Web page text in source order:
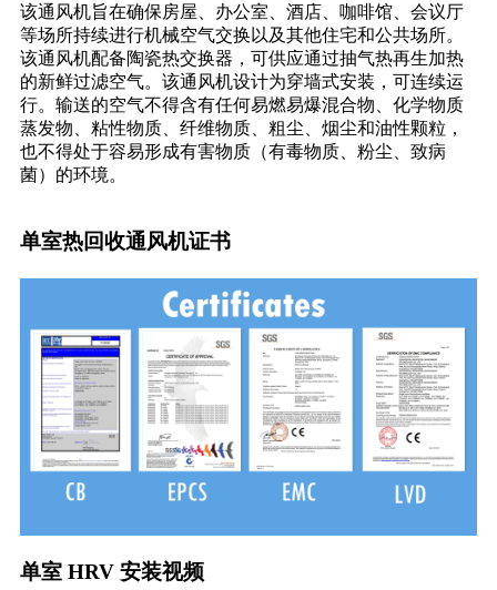
该通风机旨在确保房屋、办公室、酒店、咖啡馆、会议厅
等场所持续进行机械空气交换以及其他住宅和公共场所。
该通风机配备陶瓷热交换器，可供应通过抽气热再生加热
的新鲜过滤空气。该通风机设计为穿墙式安装，可连续运
行。输送的空气不得含有任何易燃易爆混合物、化学物质
蒸发物、粘性物质、纤维物质、粗尘、烟尘和油性颗粒，
也不得处于容易形成有害物质（有毒物质、粉尘、致病
菌）的环境。
单室热回收通风机证书
单室 HRV 安装视频